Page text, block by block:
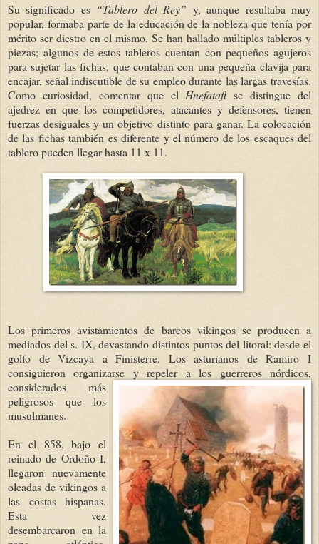
Su significado es “Tablero del Rey” y, aunque resultaba muy
popular, formaba parte de la educación de la nobleza que tenía por
mérito ser diestro en el mismo. Se han hallado múltiples tableros y
piezas; algunos de estos tableros cuentan con pequeños agujeros
para sujetar las fichas, que contaban con una pequeña clavija para
encajar, señal indiscutible de su empleo durante las largas travesías.
Como curiosidad, comentar que el Hnefataflse distingue del
ajedrez en que los competidores, atacantes y defensores, tienen
fuerzas desiguales y un objetivo distinto para ganar. La colocación
de las fichas también es diferente y el número de los escaques del
tablero pueden llegar hasta 11 x 11.
Los primeros avistamientos de barcos vikingos se producen a
mediados del s. IX, devastando distintos puntos del litoral: desde el
golfo de Vizcaya a Finisterre. Los asturianos de Ramiro I
consiguieron organizarse y repeler a los guerreros nórdicos,
considerados más
peligrosos que los
musulmanes.
En el 858, bajo el
reinado de Ordoño I,
llegaron nuevamente
oleadas de vikingos a
las costas hispanas.
Esta vez
desembarcaron en la